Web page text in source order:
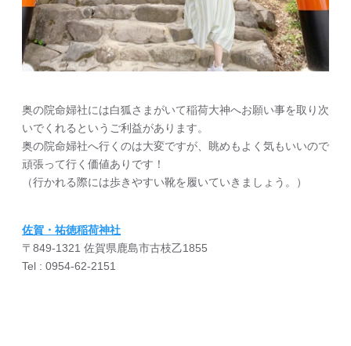
奥の院命婦社には白狐さまがいて稲荷大神へお願い事を取り次
いでくれるというご利益があります。
奥の院命婦社へ行くのは大変ですが、眺めもよく気もいいので
頑張って行く価値ありです！
（行かれる際には歩きやすい靴を履いていきましょう。）
佐賀・祐徳稲荷神社
〒849-1321 佐賀県鹿島市古枝乙1855
Tel : 0954-62-2151